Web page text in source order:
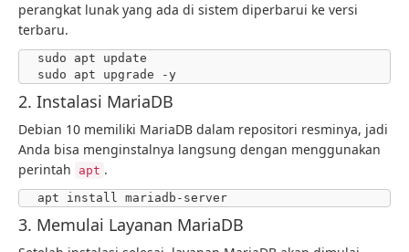
perangkat lunak yang ada di sistem diperbarui ke versi
terbaru.
sudo apt update
sudo apt upgrade -y
2. Instalasi MariaDB
Debian 10 memiliki MariaDB dalam repositori resminya, jadi
Anda bisa menginstalnya langsung dengan menggunakan
perintah
apt .
apt install mariadb-server
3. Memulai Layanan MariaDB